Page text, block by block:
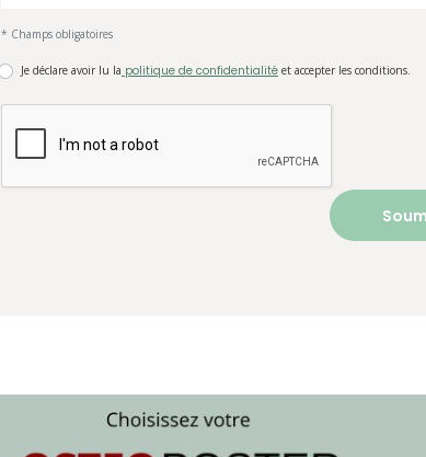
* Champs obligatoires
Je déclare avoir lu la politique de confidentialité et accepter les conditions.